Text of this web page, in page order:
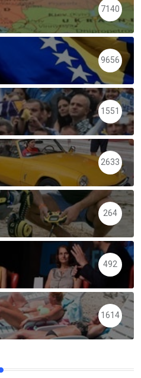
7140
9656
1551
2633
264
492
1614